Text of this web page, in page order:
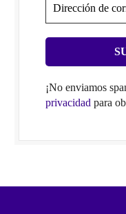
¡No enviamos
privacidad para